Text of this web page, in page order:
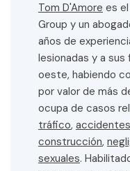
Tom D'Amore es
Group y un
años de
lesionadas y a
oeste, habiendo
por valor de más
ocupa de casos
tráfico,
construcción,
sexuales.